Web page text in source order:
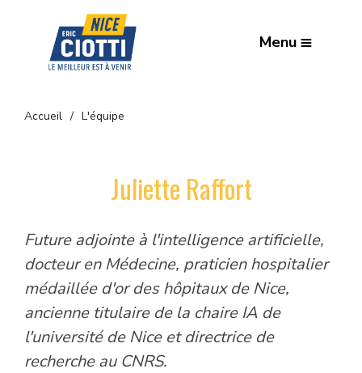
Menu
Accueil L'équipe
Juliette Raffort
Future adjointe à l'intelligence artificielle,
docteur en Médecine, praticien hospitalier
médaillée d'or des hôpitaux de Nice,
ancienne titulaire de la chaire IA de
l'université de Nice et directrice de
recherche au CNRS.